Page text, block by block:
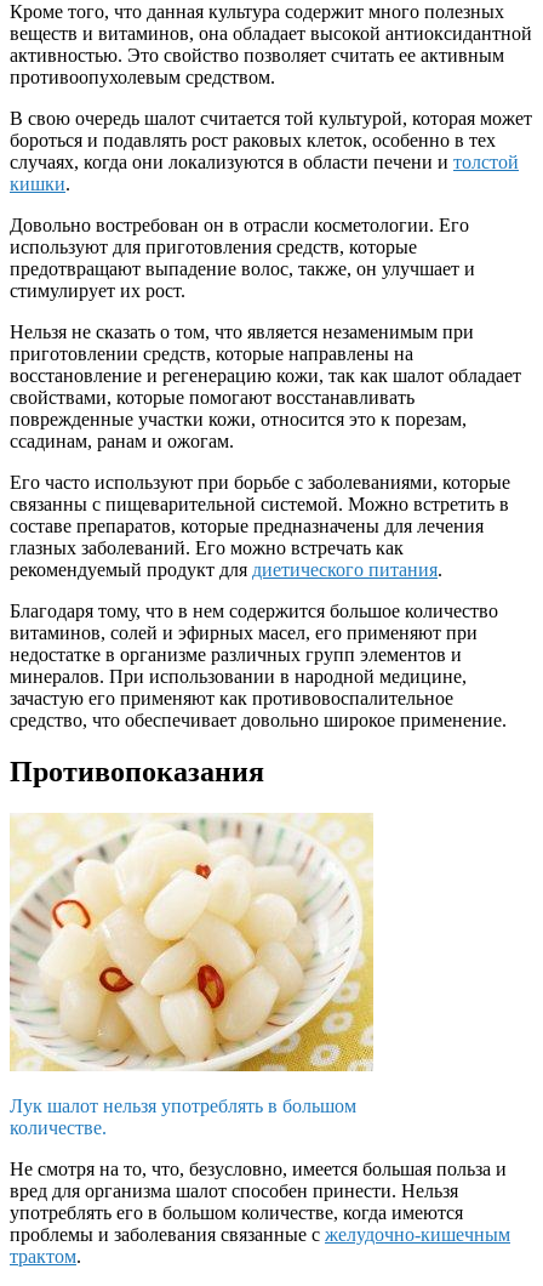
Кроме того, что данная культура содержит много полезных
веществ и витаминов, она обладает высокой антиоксидантной
активностью. Это свойство позволяет считать ее активным
противоопухолевым средством.
В свою очередь шалот считается той культурой, которая может
бороться и подавлять рост раковых клеток, особенно в тех
случаях, когда они локализуются в области печени и толстой
кишки.
Довольно востребован он в отрасли косметологии. Его
используют для приготовления средств, которые
предотвращают выпадение волос, также, он улучшает и
стимулирует их рост.
Нельзя не сказать о том, что является незаменимым при
приготовлении средств, которые направлены на
восстановление и регенерацию кожи, так как шалот обладает
свойствами, которые помогают восстанавливать
поврежденные участки кожи, относится это к порезам,
ссадинам, ранам и ожогам.
Его часто используют при борьбе с заболеваниями, которые
связанны с пищеварительной системой. Можно встретить в
составе препаратов, которые предназначены для лечения
глазных заболеваний. Его можно встречать как
рекомендуемый продукт для диетического питания.
Благодаря тому, что в нем содержится большое количество
витаминов, солей и эфирных масел, его применяют при
недостатке в организме различных групп элементов и
минералов. При использовании в народной медицине,
зачастую его применяют как противовоспалительное
средство, что обеспечивает довольно широкое применение.
Противопоказания
Лук шалот нельзя употреблять в большом
количестве.
Не смотря на то, что, безусловно, имеется большая польза и
вред для организма шалот способен принести. Нельзя
употреблять его в большом количестве, когда имеются
проблемы и заболевания связанные с желудочно-кишечным
трактом.